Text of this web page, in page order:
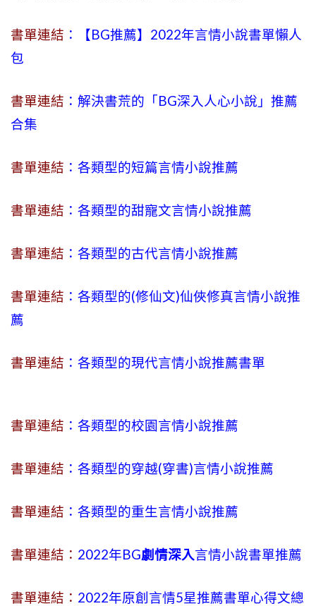
書單連結 ：【BG推薦】2022年言情小說書單懶人
包
書單連結 ：解決書荒的「BG深入人心小說」推薦
合集
書單連結 ：各類型的短篇言情小說推薦
書單連結 ：各類型的甜寵文言情小說推薦
書單連結 ：各類型的古代言情小說推薦
書單連結 ：各類型的(修仙文)仙俠修真言情小說推
薦
書單連結 ：各類型的現代言情小說推薦書單
書單連結 ：各類型的校園言情小說推薦
書單連結 ：各類型的穿越(穿書)言情小說推薦
書單連結 ：各類型的重生言情小說推薦
書單連結： 2022年BG劇情深入言情小說書單推薦
書單連結： 2022年原創言情5星推薦書單心得文總